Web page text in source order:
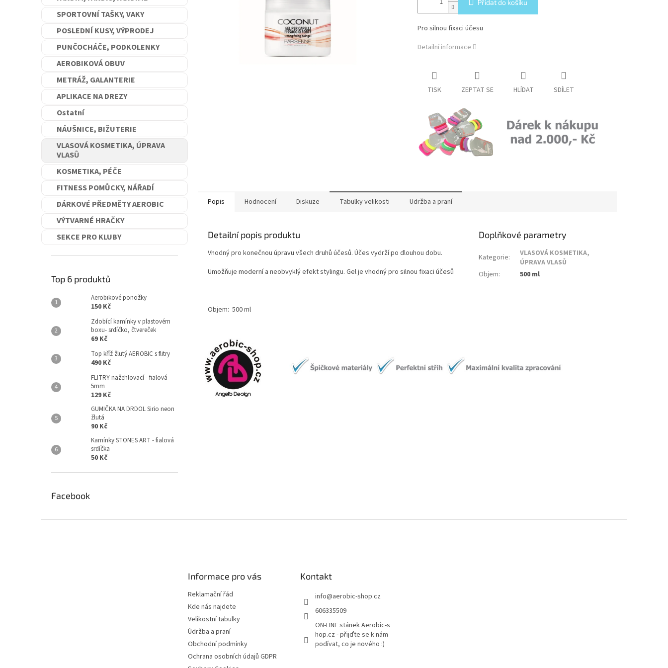
SPORTOVNÍ TAŠKY, VAKY
POSLEDNÍ KUSY, VÝPRODEJ
PUNČOCHÁČE, PODKOLENKY
AEROBIKOVÁ OBUV
METRÁŽ, GALANTERIE
APLIKACE NA DREZY
Ostatní
NÁUŠNICE, BIŽUTERIE
VLASOVÁ KOSMETIKA, ÚPRAVA
VLASŮ
KOSMETIKA, PÉČE
FITNESS POMŮCKY, NÁŘADÍ
DÁRKOVÉ PŘEDMĚTY AEROBIC
VÝTVARNÉ HRAČKY
SEKCE PRO KLUBY
Top 6 produktů
Aerobikové ponožky
150 Kč
Zdobící kamínky v plastovém
boxu- srdíčko, čtvereček
69 Kč
Top kříž žlutý AEROBIC s flitry
490 Kč
FLITRY nažehlovací - fialová
5mm
129 Kč
GUMIČKA NA DRDOL Sirio neon
žlutá
90 Kč
Kamínky STONES ART - fialová
srdíčka
50 Kč
Facebook
Přidat do košíku
Pro silnou fixaci účesu
Detailní informace
TISK ZEPTAT SE HLÍDAT SDÍLET
Popis Hodnocení Diskuze Tabulky velikosti Udržba a praní
Detailní popis produktu
Vhodný pro konečnou úpravu všech druhů účesů. Účes vydrží po dlouhou dobu.
Umožňuje moderní a neobvyklý efekt stylingu. Gel je vhodný pro silnou fixaci účesů
Objem: 500 ml
Doplňkové parametry
Kategorie:
VLASOVÁ KOSMETIKA,
ÚPRAVA VLASŮ
Objem: 500 ml
Informace pro vás
Reklamační řád
Kde nás najdete
Velikostní tabulky
Údržba a praní
Obchodní podmínky
Ochrana osobních údajů GDPR
Kontakt
info@aerobic-shop.cz
606335509
ON-LINE stánek Aerobic-s
hop.cz - přijďte se k nám
podívat, co je nového :)